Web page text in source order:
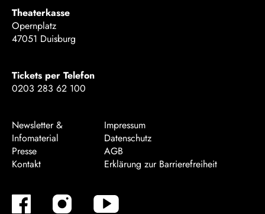
Theaterkasse
Opernplatz
47051 Duisburg
Tickets per Telefon
0203 283 62 100
Newsletter &
Infomaterial
Presse
Kontakt
Impressum
Datenschutz
AGB
Erklärung zur Barrierefreiheit